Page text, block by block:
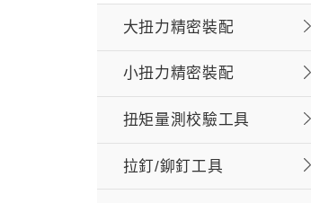
大扭力精密裝配
小扭力精密裝配
扭矩量測校驗工具
拉釘/鉚釘工具